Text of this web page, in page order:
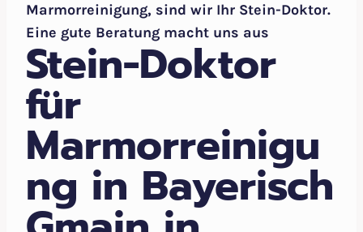
Marmorreinigung, sind wir Ihr Stein-Doktor.
Eine gute Beratung macht uns aus
Stein-Doktor
für
Marmorreinigu
ng in Bayerisch